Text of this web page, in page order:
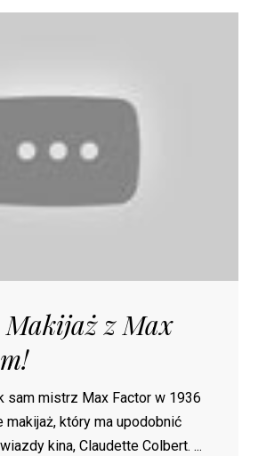
z Max
sam mistrz Max Factor w 1936
makijaż, który ma upodobnić
kina, Claudette Colbert. ...